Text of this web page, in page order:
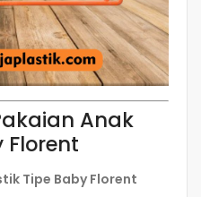
Anak
Florent
Tipe Baby Florent